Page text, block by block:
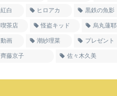
紅白 ヒロアカ 黒鉄の魚影
喫茶店 怪盗キッド 烏丸蓮耶
動画 潮紗理菜 プレゼント
齊藤京子 佐々木久美